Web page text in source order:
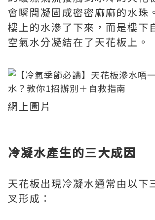
會瞬間凝固成密密麻麻的水珠
樓上的水滲了下來，而是樓下
空氣水分凝結在了天花板上。
網上圖片
冷凝水產生的三大成因
天花板出現冷凝水通常由以下
叉形成：